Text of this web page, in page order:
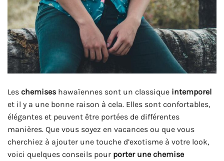
Les chemises hawaïennes sont un classique intemporel
et il y a une bonne raison à cela. Elles sont confortables,
élégantes et peuvent être portées de différentes
manières. Que vous soyez en vacances ou que vous
cherchiez à ajouter une touche d’exotisme à votre look,
voici quelques conseils pour porter une chemise